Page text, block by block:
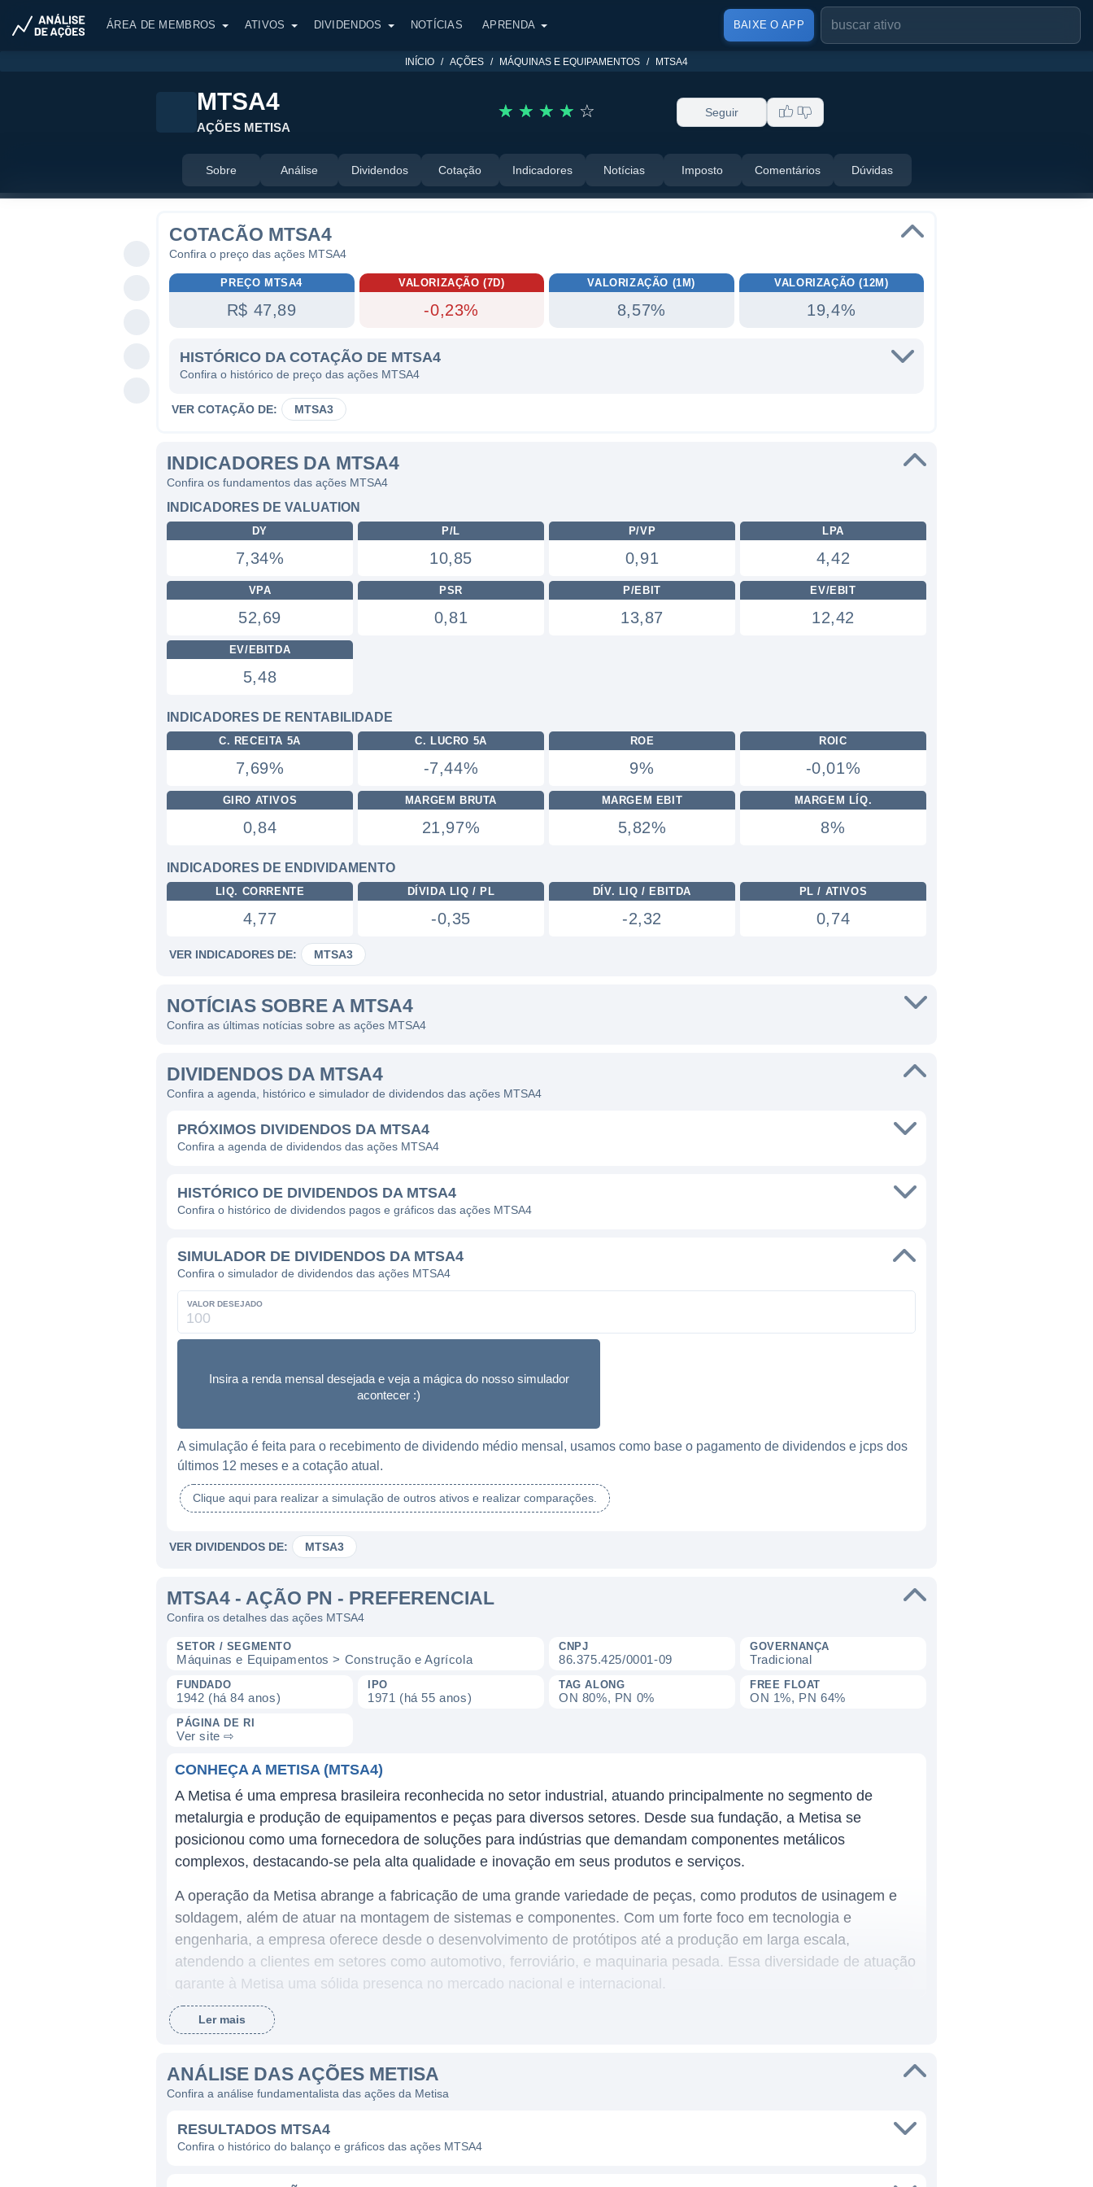
ÁREA DE MEMBROS ATIVOS DIVIDENDOS NOTÍCIAS APRENDA BAIXE O APP
INÍCIO AÇÕES MÁQUINAS E EQUIPAMENTOS MTSA4
MTSA4
AÇÕES METISA
☆ ☆ ☆ ☆ ☆ Seguir
Sobre Análise Dividendos Cotação Indicadores Notícias Imposto Comentários Dúvidas
COTACÃO MTSA4
Confira o preço das ações MTSA4
PREÇO MTSA4
R$ 47,89
VALORIZAÇÃO (7D)
-0,23%
VALORIZAÇÃO (1M)
8,57%
VALORIZAÇÃO (12M)
19,4%
HISTÓRICO DA COTAÇÃO DE MTSA4
Confira o histórico de preço das ações MTSA4
VER COTAÇÃO DE: MTSA3
INDICADORES DA MTSA4
Confira os fundamentos das ações MTSA4
INDICADORES DE VALUATION
DY
7,34%
P/L
10,85
P/VP
0,91
LPA
4,42
VPA
52,69
PSR
0,81
P/EBIT
13,87
EV/EBIT
12,42
EV/EBITDA
5,48
INDICADORES DE RENTABILIDADE
C. RECEITA 5A
7,69%
C. LUCRO 5A
-7,44%
ROE
9%
ROIC
-0,01%
GIRO ATIVOS
0,84
MARGEM BRUTA
21,97%
MARGEM EBIT
5,82%
MARGEM LÍQ.
8%
INDICADORES DE ENDIVIDAMENTO
LIQ. CORRENTE
4,77
DÍVIDA LIQ / PL
-0,35
DÍV. LIQ / EBITDA
-2,32
PL / ATIVOS
0,74
VER INDICADORES DE: MTSA3
NOTÍCIAS SOBRE A MTSA4
Confira as últimas notícias sobre as ações MTSA4
DIVIDENDOS DA MTSA4
Confira a agenda, histórico e simulador de dividendos das ações MTSA4
PRÓXIMOS DIVIDENDOS DA MTSA4
Confira a agenda de dividendos das ações MTSA4
HISTÓRICO DE DIVIDENDOS DA MTSA4
Confira o histórico de dividendos pagos e gráficos das ações MTSA4
SIMULADOR DE DIVIDENDOS DA MTSA4
Confira o simulador de dividendos das ações MTSA4
VALOR DESEJADO
Insira a renda mensal desejada e veja a mágica do nosso simulador
acontecer :)
A simulação é feita para o recebimento de dividendo médio mensal, usamos como base o pagamento de dividendos e jcps dos
últimos 12 meses e a cotação atual.
Clique aqui para realizar a simulação de outros ativos e realizar comparações.
VER DIVIDENDOS DE: MTSA3
MTSA4 - AÇÃO PN - PREFERENCIAL
Confira os detalhes das ações MTSA4
SETOR / SEGMENTO
Máquinas e Equipamentos > Construção e Agrícola
CNPJ
86.375.425/0001-09
GOVERNANÇA
Tradicional
FUNDADO
1942 (há 84 anos)
IPO
1971 (há 55 anos)
TAG ALONG
ON 80%, PN 0%
FREE FLOAT
ON 1%, PN 64%
PÁGINA DE RI
Ver site ⇨
CONHEÇA A METISA (MTSA4)
A Metisa é uma empresa brasileira reconhecida no setor industrial, atuando principalmente no segmento de
metalurgia e produção de equipamentos e peças para diversos setores. Desde sua fundação, a Metisa se
posicionou como uma fornecedora de soluções para indústrias que demandam componentes metálicos
complexos, destacando-se pela alta qualidade e inovação em seus produtos e serviços.
A operação da Metisa abrange a fabricação de uma grande variedade de peças, como produtos de usinagem e
soldagem, além de atuar na montagem de sistemas e componentes. Com um forte foco em tecnologia e
engenharia, a empresa oferece desde o desenvolvimento de protótipos até a produção em larga escala,
atendendo a clientes em setores como automotivo, ferroviário, e maquinaria pesada. Essa diversidade de atuação
garante à Metisa uma sólida presença no mercado nacional e internacional.
ATUAÇÃO DA METISA
A Metisa se destaca como um importante agente no setor industrial, focando em soluções que atendam as
necessidades específicas de seus clientes. A empresa possui diversas linhas de produtos, incluindo componentes
é um dos pilares que sustentam sua atuação, permitindo que a Metisa mantenha competitividade em mercados
exigentes.
Ler mais
ANÁLISE DAS AÇÕES METISA
Confira a análise fundamentalista das ações da Metisa
RESULTADOS MTSA4
Confira o histórico do balanço e gráficos das ações MTSA4